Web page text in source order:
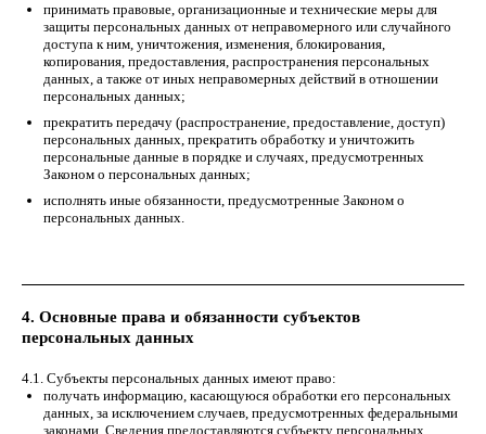
принимать правовые, организационные и технические меры для
защиты персональных данных от неправомерного или случайного
доступа к ним, уничтожения, изменения, блокирования,
копирования, предоставления, распространения персональных
данных, а также от иных неправомерных действий в отношении
персональных данных;
прекратить передачу (распространение, предоставление, доступ)
персональных данных, прекратить обработку и уничтожить
персональные данные в порядке и случаях, предусмотренных
Законом о персональных данных;
исполнять иные обязанности, предусмотренные Законом о
персональных данных.
4. Основные права и обязанности субъектов
персональных данных
4.1. Субъекты персональных данных имеют право:
получать информацию, касающуюся обработки его персональных
данных, за исключением случаев, предусмотренных федеральными
законами. Сведения предоставляются субъекту персональных